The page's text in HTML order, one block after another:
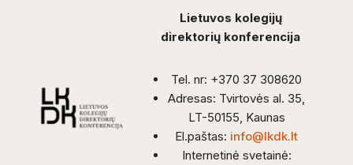
Lietuvos kolegijų
direktorių konferencija
Tel. nr: +370 37 308620
Adresas: Tvirtovės al. 35,
LT-50155, Kaunas
El.paštas: info@lkdk.lt
Internetinė svetainė: